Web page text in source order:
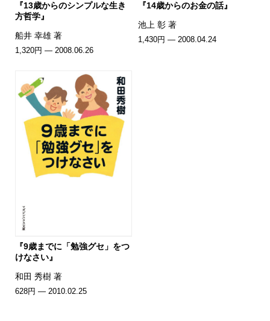
『13歳からのシンプルな生き
方哲学』
船井 幸雄 著
1,320円 — 2008.06.26
『14歳からのお金の話』
池上 彰 著
1,430円 — 2008.04.24
『9歳までに「勉強グセ」をつ
けなさい』
和田 秀樹 著
628円 — 2010.02.25